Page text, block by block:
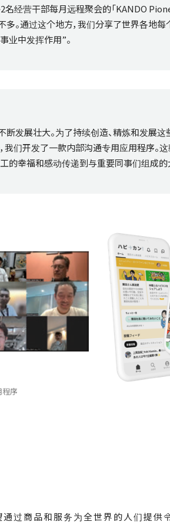
经营干部每月远程聚会的「KANDO
。通过这个地方，我们分享了世界各地
业中发挥作用”。
发展壮大。为了持续创造、精炼和发展这
们开发了一款内部沟通专用应用程序。
的幸福和感动传递到与重要同事们组成的
程序
过商品和服务为全世界的人们提供